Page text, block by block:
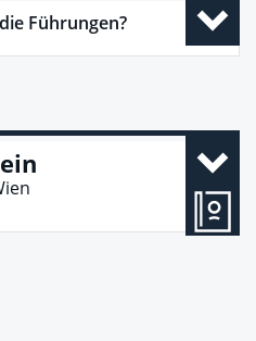
Führungen?